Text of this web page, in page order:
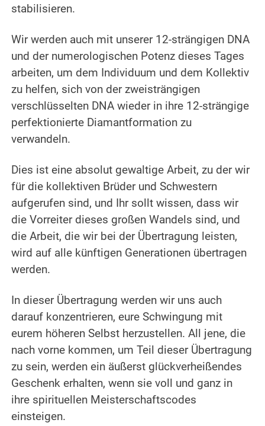
stabilisieren.
Wir werden auch mit unserer 12-strängigen DNA
und der numerologischen Potenz dieses Tages
arbeiten, um dem Individuum und dem Kollektiv
zu helfen, sich von der zweisträngigen
verschlüsselten DNA wieder in ihre 12-strängige
perfektionierte Diamantformation zu
verwandeln.
Dies ist eine absolut gewaltige Arbeit, zu der wir
für die kollektiven Brüder und Schwestern
aufgerufen sind, und Ihr sollt wissen, dass wir
die Vorreiter dieses großen Wandels sind, und
die Arbeit, die wir bei der Übertragung leisten,
wird auf alle künftigen Generationen übertragen
werden.
In dieser Übertragung werden wir uns auch
darauf konzentrieren, eure Schwingung mit
eurem höheren Selbst herzustellen. All jene, die
nach vorne kommen, um Teil dieser Übertragung
zu sein, werden ein äußerst glückverheißendes
Geschenk erhalten, wenn sie voll und ganz in
ihre spirituellen Meisterschaftscodes
einsteigen.